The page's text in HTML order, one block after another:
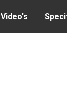
Video's